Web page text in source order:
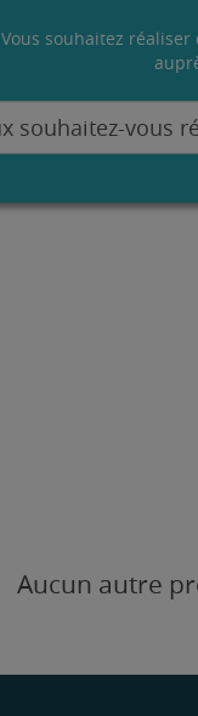
Vous souhaitez
Aucun autre